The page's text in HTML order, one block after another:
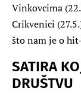
Vinkovcima
Crikvenici
što nam je o
SATIRA
DRUŠTVU